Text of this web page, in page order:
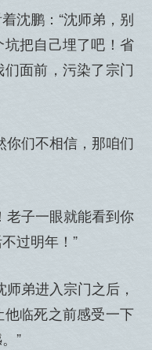
沈鹏：“沈师弟，别
把自己埋了吧！省
面前，污染了宗门
你们不相信，那咱们
老子一眼就能看到你
过明年！”
弟进入宗门之后，
临死之前感受一下
”